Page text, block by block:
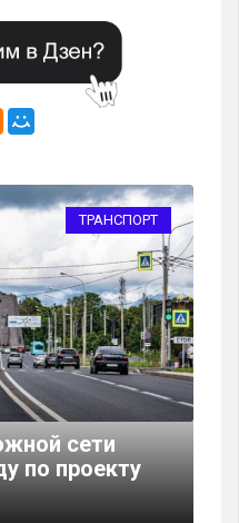
ТРАНСПОРТ
сети
по проекту